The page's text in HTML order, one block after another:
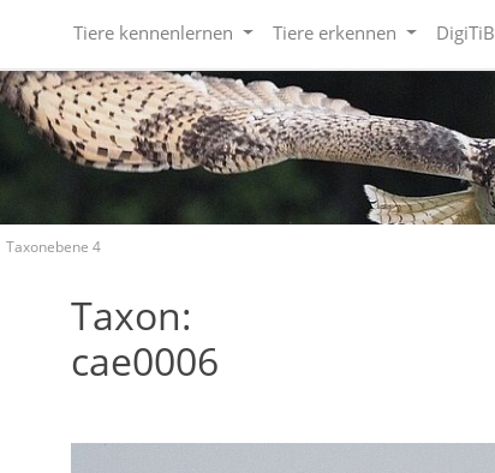
Tiere kennenlernen Tiere erkennen DigiTiB
Taxonebene 4
Taxon:
cae0006